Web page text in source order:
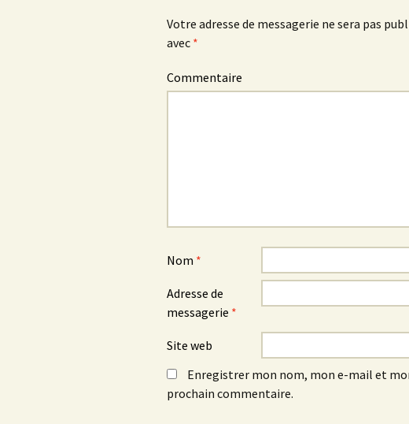
Votre adresse de messagerie ne sera pas
avec *
Commentaire
Nom *
Adresse de
messagerie *
Site web
Enregistrer mon nom, mon e-mail et
prochain commentaire.